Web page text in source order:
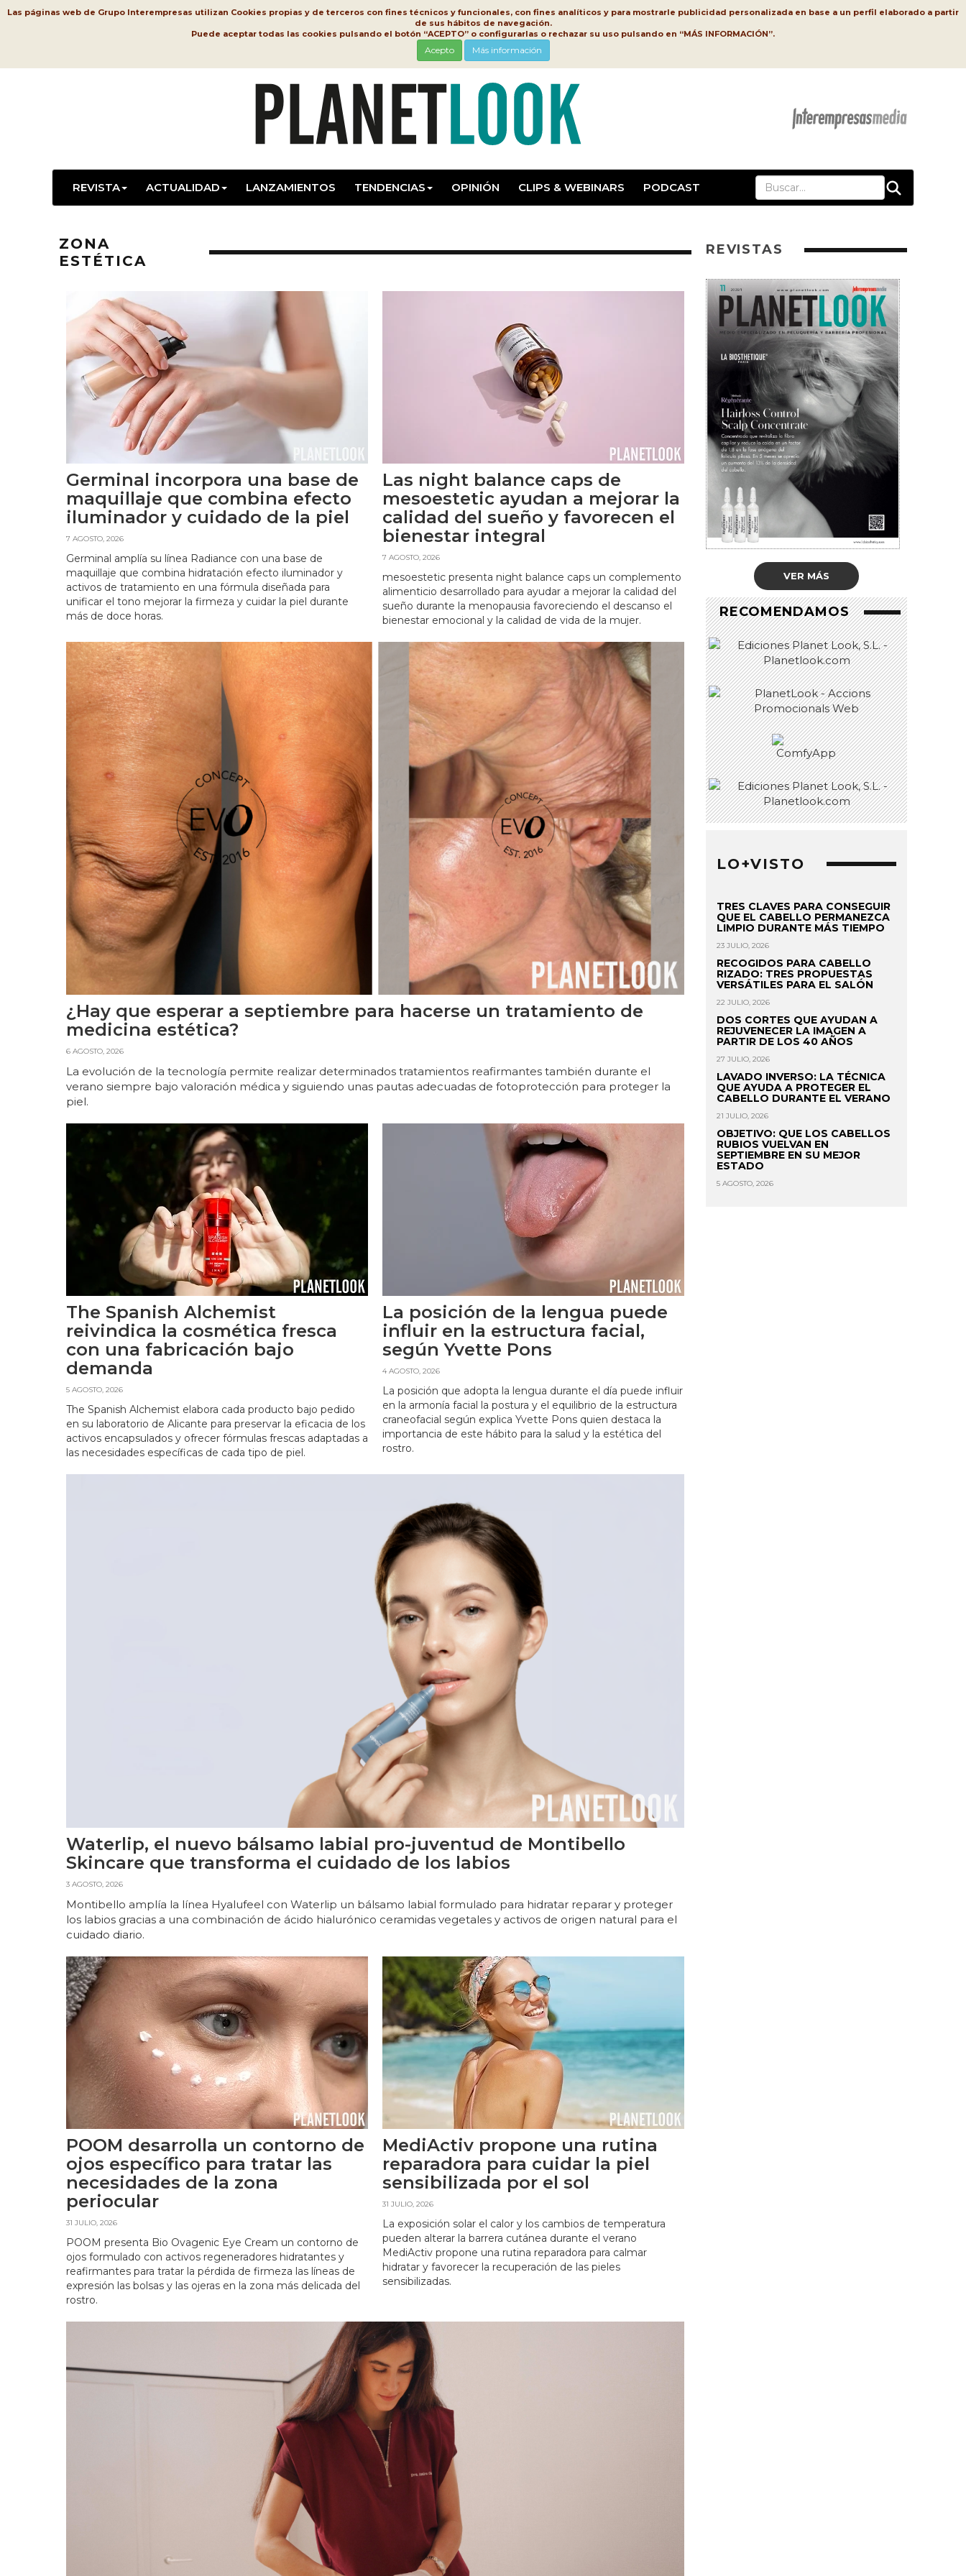
Las páginas web de Grupo Interempresas utilizan Cookies propias y de terceros con fines técnicos y funcionales, con fines analíticos y para mostrarle publicidad personalizada en base a un perfil elaborado a partir
de sus hábitos de navegación.
Puede aceptar todas las cookies pulsando el botón “ACEPTO” o configurarlas o rechazar su uso pulsando en “MÁS INFORMACIÓN”.
Acepto Más información
REVISTA ACTUALIDAD LANZAMIENTOS TENDENCIAS OPINIÓN CLIPS & WEBINARS PODCAST
ZONA
ESTÉTICA
Germinal incorpora una base de
maquillaje que combina efecto
iluminador y cuidado de la piel
7 AGOSTO, 2026
Germinal amplía su línea Radiance con una base de
maquillaje que combina hidratación efecto iluminador y
activos de tratamiento en una fórmula diseñada para
unificar el tono mejorar la firmeza y cuidar la piel durante
más de doce horas.
Las night balance caps de
mesoestetic ayudan a mejorar la
calidad del sueño y favorecen el
bienestar integral
7 AGOSTO, 2026
mesoestetic presenta night balance caps un complemento
alimenticio desarrollado para ayudar a mejorar la calidad del
sueño durante la menopausia favoreciendo el descanso el
bienestar emocional y la calidad de vida de la mujer.
¿Hay que esperar a septiembre para hacerse un tratamiento de
medicina estética?
6 AGOSTO, 2026
La evolución de la tecnología permite realizar determinados tratamientos reafirmantes también durante el
verano siempre bajo valoración médica y siguiendo unas pautas adecuadas de fotoprotección para proteger la
piel.
The Spanish Alchemist
reivindica la cosmética fresca
con una fabricación bajo
demanda
5 AGOSTO, 2026
The Spanish Alchemist elabora cada producto bajo pedido
en su laboratorio de Alicante para preservar la eficacia de los
activos encapsulados y ofrecer fórmulas frescas adaptadas a
las necesidades específicas de cada tipo de piel.
La posición de la lengua puede
influir en la estructura facial,
según Yvette Pons
4 AGOSTO, 2026
La posición que adopta la lengua durante el día puede influir
en la armonía facial la postura y el equilibrio de la estructura
craneofacial según explica Yvette Pons quien destaca la
importancia de este hábito para la salud y la estética del
rostro.
Waterlip, el nuevo bálsamo labial pro-juventud de Montibello
Skincare que transforma el cuidado de los labios
3 AGOSTO, 2026
Montibello amplía la línea Hyalufeel con Waterlip un bálsamo labial formulado para hidratar reparar y proteger
los labios gracias a una combinación de ácido hialurónico ceramidas vegetales y activos de origen natural para el
cuidado diario.
POOM desarrolla un contorno de
ojos específico para tratar las
necesidades de la zona
periocular
31 JULIO, 2026
POOM presenta Bio Ovagenic Eye Cream un contorno de
ojos formulado con activos regeneradores hidratantes y
reafirmantes para tratar la pérdida de firmeza las líneas de
expresión las bolsas y las ojeras en la zona más delicada del
rostro.
MediActiv propone una rutina
reparadora para cuidar la piel
sensibilizada por el sol
31 JULIO, 2026
La exposición solar el calor y los cambios de temperatura
pueden alterar la barrera cutánea durante el verano
MediActiv propone una rutina reparadora para calmar
hidratar y favorecer la recuperación de las pieles
sensibilizadas.
REVISTAS
VER MÁS
RECOMENDAMOS
LO+VISTO
TRES CLAVES PARA CONSEGUIR
QUE EL CABELLO PERMANEZCA
LIMPIO DURANTE MÁS TIEMPO
23 JULIO, 2026
RECOGIDOS PARA CABELLO
RIZADO: TRES PROPUESTAS
VERSÁTILES PARA EL SALÓN
22 JULIO, 2026
DOS CORTES QUE AYUDAN A
REJUVENECER LA IMAGEN A
PARTIR DE LOS 40 AÑOS
27 JULIO, 2026
LAVADO INVERSO: LA TÉCNICA
QUE AYUDA A PROTEGER EL
CABELLO DURANTE EL VERANO
21 JULIO, 2026
OBJETIVO: QUE LOS CABELLOS
RUBIOS VUELVAN EN
SEPTIEMBRE EN SU MEJOR
ESTADO
5 AGOSTO, 2026